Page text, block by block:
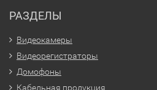
РАЗДЕЛЫ
Видеокамеры
Видеорегистраторы
Домофоны
Кабельная продукция